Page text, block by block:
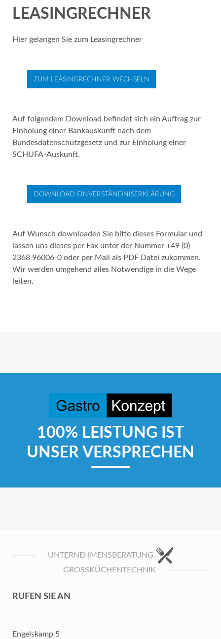
LEASINGRECHNER
Hier gelangen Sie zum Leasingrechner
ZUM LEASINGRECHNER WECHSELN
Auf folgendem Download befindet sich ein Auftrag zur
Einholung einer Bankauskunft nach dem
Bundesdatenschutzgesetz und zur Einholung einer
SCHUFA-Auskunft.
DOWNLOAD EINVERSTÄNDNISERKLÄRUNG
Auf Wunsch downloaden Sie bitte dieses Formular und
lassen uns dieses per Fax unter der Nummer +49 (0)
2368 96006-0 oder per Mail als PDF Datei zukommen.
Wir werden umgehend alles Notwendige in die Wege
leiten.
100% LEISTUNG IST
UNSER VERSPRECHEN
UNTERNEHMENSBERATUNG
GROSSKÜCHENTECHNIK
RUFEN SIE AN
Engelskamp 5